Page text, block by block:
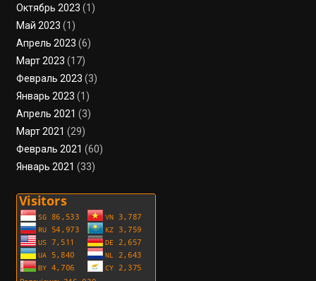
Октябрь 2023 (1)
Май 2023 (1)
Апрель 2023 (6)
Март 2023 (17)
Февраль 2023 (3)
Январь 2023 (1)
Апрель 2021 (3)
Март 2021 (29)
Февраль 2021 (60)
Январь 2021 (33)